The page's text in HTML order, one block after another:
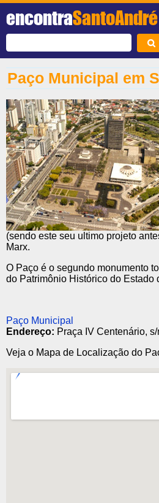
encontraSantoAndré
Paço Municipal em
(sendo este seu ultimo projeto
Marx.
O Paço é o segundo monumento
do Patrimônio Histórico do Estado
Paço Municipal
Endereço: Praça IV Centenário, s/
Veja o Mapa de Localização do